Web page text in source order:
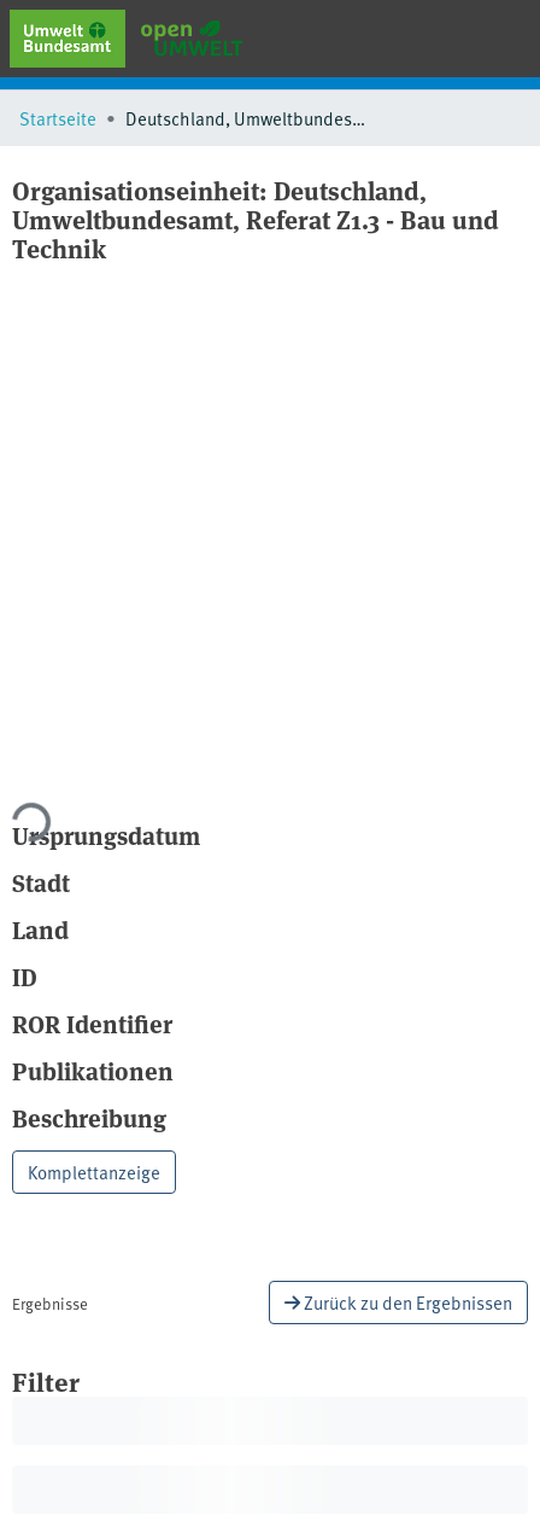
erweiterte Suche
Browse
Schlagwörter
Startseite Deutschland, Umweltbundesamt, Referat Z1.3 - Bau und Technik
Organisationseinheit: Deutschland,
Umweltbundesamt, Referat Z1.3 - Bau und
Technik
Ursprungsdatum
Stadt
Land
ID
ROR Identifier
Publikationen
Beschreibung
Komplettanzeige
Ergebnisse Zurück zu den Ergebnissen
Filter